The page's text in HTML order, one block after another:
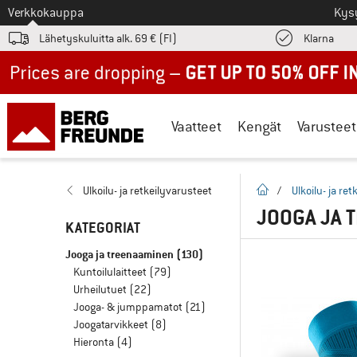
Tästä siirtyäksesi
Verkkokauppa
Lähetyskuluitta alk. 69 € (FI) Klarna
Vaatteet Kengät Varusteet
Ulkoilu- ja retkeilyvarusteet
KATEGORIAT
Jooga ja treenaaminen (130)
Kuntoilulaitteet (79)
Urheilutuet (22)
Jooga- & jumppamatot (21)
Joogatarvikkeet (8)
Hieronta (4)
Kotisivu
/ Ulkoilu- ja
JOOGA JA